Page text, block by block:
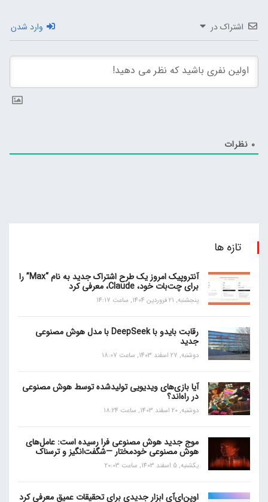
اشتراک در وارد شدن
0 نظرات
تازه ها
آنتروپیک امروز یک طرح اشتراک جدید به نام “Max” را
برای چت‌بات خود، Claude، معرفی کرد
پنجشنبه, 21 فروردین 1404, ساعت 14:17
رقابت بایدو با DeepSeek با مدل هوش مصنوعی
جدید
دوشنبه, 27 اسفند 1403, ساعت 18:07
آیا بازی‌های ویدیویی تولیدشده توسط هوش مصنوعی
در راه‌اند؟
دوشنبه, 20 اسفند 1403, ساعت 18:24
موج جدید هوش مصنوعی فرا رسیده است: عامل‌های
هوش مصنوعی خودمختار —شگفت‌انگیز و ترسناک
یکشنبه, 5 اسفند 1403, ساعت 20:03
اوپن‌ای‌آی ابزار جدیدی برای تحقیقات عمیق معرفی کرد